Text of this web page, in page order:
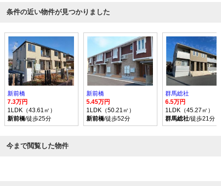
条件の近い物件が見つかりました
新前橋
7.3万円
1LDK（43.61㎡）
新前橋/徒歩25分
新前橋
5.45万円
1LDK（50.21㎡）
新前橋/徒歩52分
群馬総社
6.5万円
1LDK（45.27㎡）
群馬総社/徒歩21分
今まで閲覧した物件